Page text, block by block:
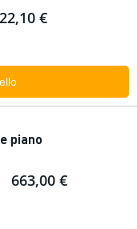
22,10 €
piano
663,00 €